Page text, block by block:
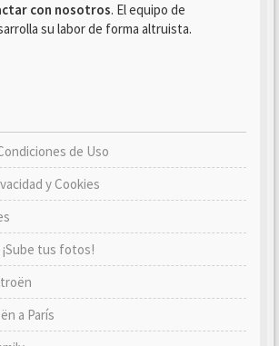
con nosotros. El equipo de
su labor de forma altruista.
de Uso
y Cookies
tus fotos!
a París